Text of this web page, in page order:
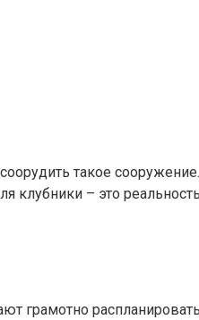
такое
клубники – это
грамотно